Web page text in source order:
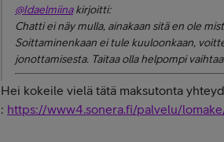
@Idaelmiinakirjoitti:
Chatti ei näy mulla, ainakaan sitä en ole
Soittaminenkaan ei tule kuuloonkaan,
jonottamisesta. Taitaa olla helpompi
Hei kokeile vielä tätä maksutonta
: https://www4.sonera.fi/palvelu/